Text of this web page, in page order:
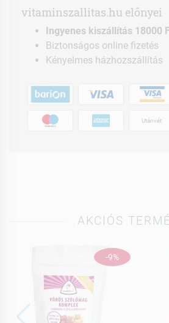
vitaminszallitas.hu előnyei
Ingyenes kiszállítás 18000
Biztonságos online fizetés
Kényelmes házhozszállítás
Utánvét
AKCIÓS
-9%